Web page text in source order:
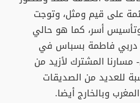
على قيم ومثل، وتوجت
أسر، كما هو حالي
دربي فاطمة بسباس في
المشترك لأزيد من
للعديد من الصديقات
وبالخارج أيضا.